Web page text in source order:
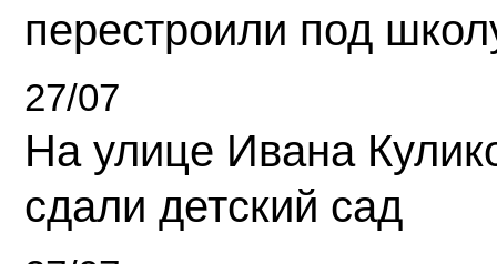
перестроили под
27/07
На улице Ивана
сдали детский сад